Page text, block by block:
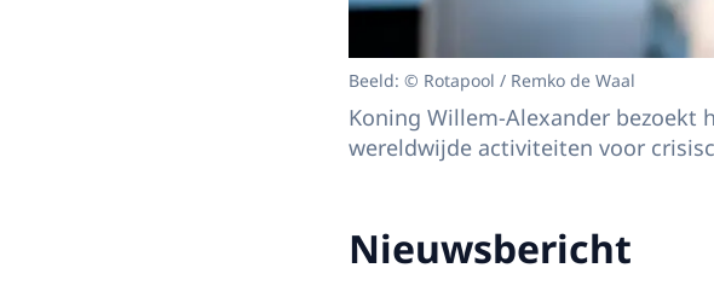
Beeld: © Rotapool / Remko de Waal
Koning Willem-Alexander bezoekt
wereldwijde activiteiten voor
Nieuwsbericht